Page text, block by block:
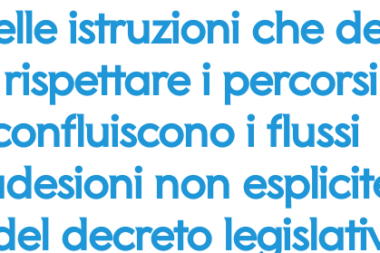
istruzioni che
i
i flussi
non
decreto